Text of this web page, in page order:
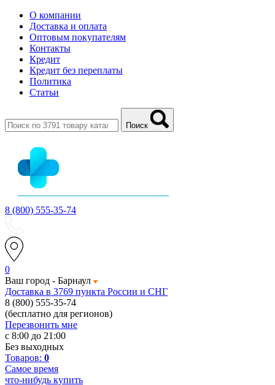
О компании
Доставка и оплата
Оптовым покупателям
Контакты
Кредит
Кредит без переплаты
Политика
Статьи
Поиск
8 (800) 555-35-74
0
Ваш город - Барнаул
Доставка в 3769 пункта России и СНГ
8 (800) 555-35-74
(бесплатно для регионов)
Перезвонить мне
с 8:00 до 21:00
Без выходных
Товаров: 0
Самое время
что-нибудь купить